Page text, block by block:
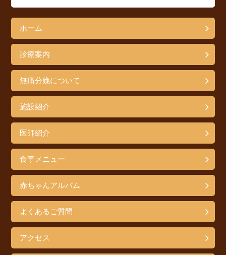
ホーム
診療案内
無痛分娩について
施設紹介
医師紹介
食事メニュー
赤ちゃんアルバム
よくあるご質問
アクセス